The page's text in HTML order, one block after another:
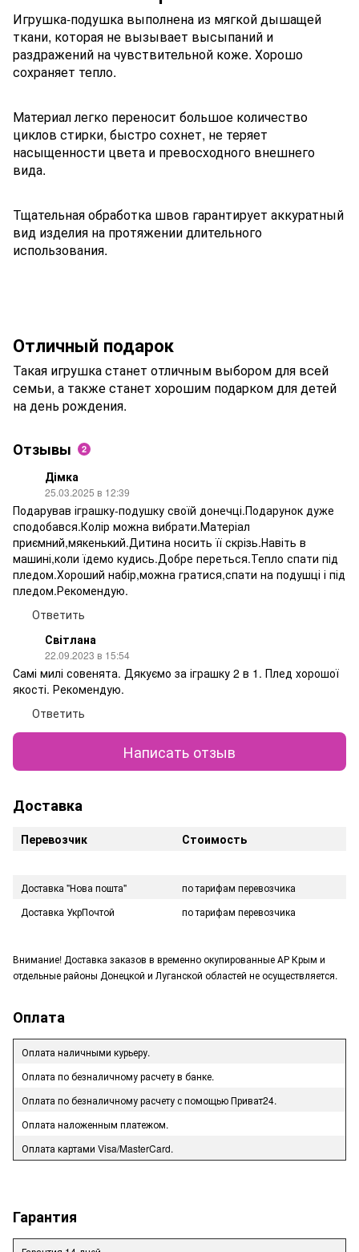
Игрушка-подушка выполнена из мягкой дышащей
ткани, которая не вызывает высыпаний и
раздражений на чувствительной коже. Хорошо
сохраняет тепло.
Материал легко переносит большое количество
циклов стирки, быстро сохнет, не теряет
насыщенности цвета и превосходного внешнего
вида.
Тщательная обработка швов гарантирует аккуратный
вид изделия на протяжении длительного
использования.
Отличный подарок
Такая игрушка станет отличным выбором для всей
семьи, а также станет хорошим подарком для детей
на день рождения.
Отзывы 2
Дімка
25.03.2025 в 12:39
Подарував іграшку-подушку своїй донечці.Подарунок дуже
сподобався.Колір можна вибрати.Матеріал
приємний,мякенький.Дитина носить її скрізь.Навіть в
машині,коли їдемо кудись.Добре переться.Тепло спати під
пледом.Хороший набір,можна гратися,спати на подушці і під
пледом.Рекомендую.
Ответить
Світлана
22.09.2023 в 15:54
Самі милі совенята. Дякуємо за іграшку 2 в 1. Плед хорошої
якості. Рекомендую.
Ответить
Написать отзыв
Доставка
Перевозчик Стоимость
Доставка "Нова пошта"
по тарифам перевозчика
Доставка УкрПочтой
по тарифам перевозчика
Внимание! Доставка заказов в временно окупированные АР Крым и
отдельные районы Донецкой и Луганской областей не осуществляется.
Оплата
Оплата наличными курьеру.
Оплата по безналичному расчету в банке.
Оплата по безналичному расчету с помощью Приват24.
Оплата наложенным платежом.
Оплата картами Visa/MasterCard.
Гарантия